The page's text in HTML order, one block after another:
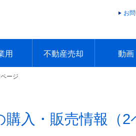
お
用
探す
す
着物件
着物件
不動産売却 動画
ージ
購入・販売情報（2